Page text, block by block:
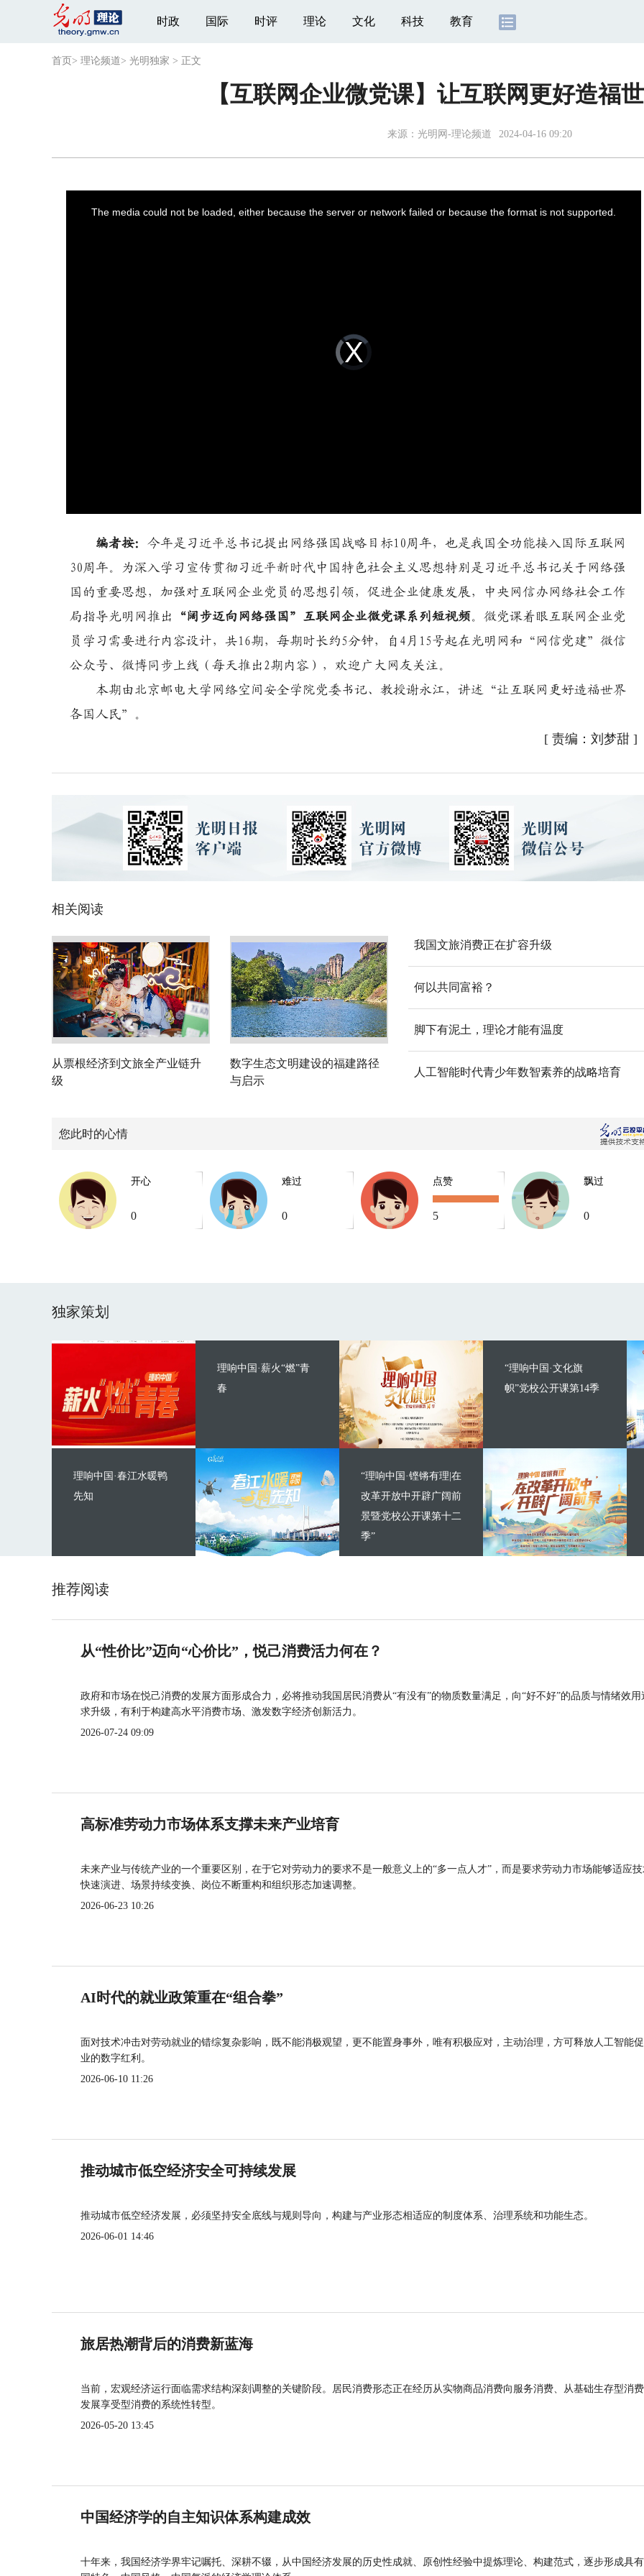
时政 国际 时评 理论 文化 科技 教育
首页 > 理论频道> 光明独家 > 正文
【互联网企业微党课】让互联网更好造福
来源： 光明网-理论频道 2024-04-16 09:20
Video
Player
is
loading.
The media could not be loaded, either because the server or network failed or because the format is not supported.
编者按：今年是习近平总书记提出网络强国战略目标10周年，也是我国全功能接入国际互联网
30周年。为深入学习宣传贯彻习近平新时代中国特色社会主义思想特别是习近平总书记关于网络强
国的重要思想，加强对互联网企业党员的思想引领，促进企业健康发展，中央网信办网络社会工作
局指导光明网推出
“阔步迈向网络强国”互联网企业微党课系列短视频。微党课着眼互联网企业党
员学习需要进行内容设计，共16期，每期时长约5分钟，自4月15号起在光明网和“网信党建”微信
公众号、微博同步上线（每天推出2期内容），欢迎广大网友关注。
本期由北京邮电大学网络空间安全学院党委书记、教授谢永江，讲述“让互联网更好造福世界
各国人民”。
[ 责编：刘梦甜]
相关阅读
从票根经济到文旅全产业链升
级
数字生态文明建设的福建路径
与启示
我国文旅消费正在扩容升级
何以共同富裕？
脚下有泥土，理论才能有温度
人工智能时代青少年数智素养的战略培育
您此时的心情
开心
0
难过
0
点赞
5
飘过
0
独家策划
理响中国·薪火“燃”青
春
理响中国·春江水暖鸭
先知
“理响中国·文化旗
帜”党校公开课第14季
“理响中国·铿锵有理|在
改革开放中开辟广阔前
景暨党校公开课第十二
季”
推荐阅读
从“性价比”迈向“心价比”，悦己消费活力何在？
政府和市场在悦己消费的发展方面形成合力，必将推动我国居民消费从“有没有”的物质数量满足，向“好不好”的品质与情绪效用
求升级，有利于构建高水平消费市场、激发数字经济创新活力。
2026-07-24 09:09
高标准劳动力市场体系支撑未来产业培育
未来产业与传统产业的一个重要区别，在于它对劳动力的要求不是一般意义上的“多一点人才”，而是要求劳动力市场能够适应
快速演进、场景持续变换、岗位不断重构和组织形态加速调整。
2026-06-23 10:26
AI时代的就业政策重在“组合拳”
面对技术冲击对劳动就业的错综复杂影响，既不能消极观望，更不能置身事外，唯有积极应对，主动治理，方可释放人工智能
业的数字红利。
2026-06-10 11:26
推动城市低空经济安全可持续发展
推动城市低空经济发展，必须坚持安全底线与规则导向，构建与产业形态相适应的制度体系、治理系统和功能生态。
2026-06-01 14:46
旅居热潮背后的消费新蓝海
当前，宏观经济运行面临需求结构深刻调整的关键阶段。居民消费形态正在经历从实物商品消费向服务消费、从基础生存型消
发展享受型消费的系统性转型。
2026-05-20 13:45
中国经济学的自主知识体系构建成效
十年来，我国经济学界牢记嘱托、深耕不辍，从中国经济发展的历史性成就、原创性经验中提炼理论、构建范式，逐步形成具